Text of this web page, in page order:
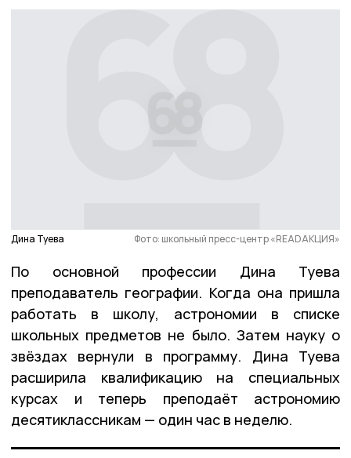
Дина Туева Фото: школьный пресс-центр «READАКЦИЯ»
По основной профессии Дина Туева
преподаватель географии. Когда она пришла
работать в школу, астрономии в списке
школьных предметов не было. Затем науку о
звёздах вернули в программу. Дина Туева
расширила квалификацию на специальных
курсах и теперь преподаёт астрономию
десятиклассникам — один час в неделю.